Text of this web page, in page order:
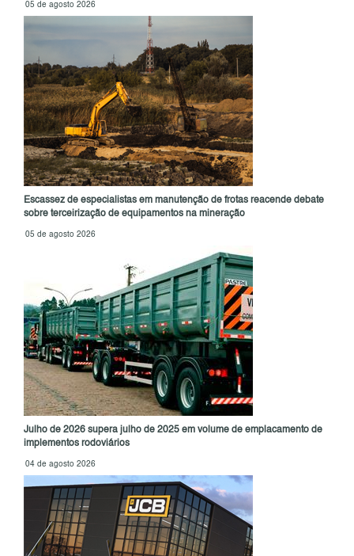
05 de agosto 2026
Escassez de especialistas em manutenção de frotas reacende debate
sobre terceirização de equipamentos na mineração
05 de agosto 2026
Julho de 2026 supera julho de 2025 em volume de emplacamento de
implementos rodoviários
04 de agosto 2026